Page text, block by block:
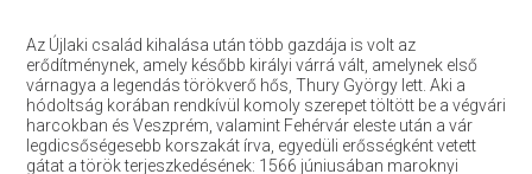
Az Újlaki család kihalása után több gazdája is volt az
erődítménynek, amely később királyi várrá vált, amelynek első
várnagya a legendás törökverő hős, Thury György lett. Aki a
hódoltság korában rendkívül komoly szerepet töltött be a végvári
harcokban és Veszprém, valamint Fehérvár eleste után a vár
legdicsőségesebb korszakát írva, egyedüli erősségként vetett
gátat a török terjeszkedésének: 1566 júniusában maroknyi